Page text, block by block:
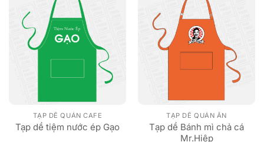
TẠP DỀ QUÁN CAFE
Tạp dề tiệm nước ép Gạo
TẠP DỀ QUÁN ĂN
Tạp dề Bánh mì chả cá
Mr.Hiệp